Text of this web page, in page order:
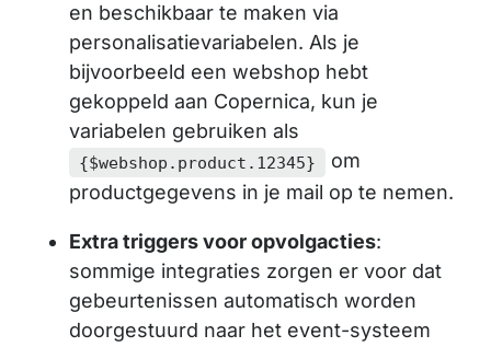
en beschikbaar te maken via
personalisatievariabelen. Als je
bijvoorbeeld een webshop hebt
gekoppeld aan Copernica, kun je
variabelen gebruiken als
{$webshop.product.12345}
om
productgegevens in je mail op te nemen.
Extra triggers voor opvolgacties:
sommige integraties zorgen er voor dat
gebeurtenissen automatisch worden
doorgestuurd naar het event-systeem